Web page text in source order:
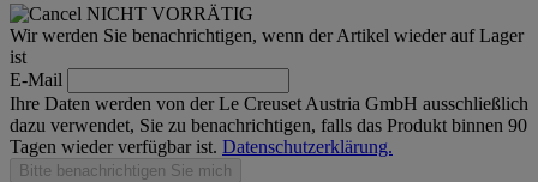
NICHT VORRÄTIG
Wir werden Sie benachrichtigen, wenn der Artikel wieder auf Lager
ist
E-Mail
Ihre Daten werden von der Le Creuset Austria GmbH ausschließlich
dazu verwendet, Sie zu benachrichtigen, falls das Produkt binnen 90
Tagen wieder verfügbar ist. Datenschutzerklärung.
Bitte benachrichtigen Sie mich